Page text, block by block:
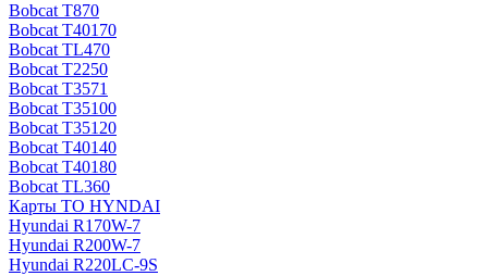
Bobcat T870
Bobcat T40170
Bobcat TL470
Bobcat Т2250
Bobcat Т3571
Bobcat Т35100
Bobcat Т35120
Bobcat Т40140
Bobcat Т40180
Bobcat ТL360
Карты ТО HYNDAI
Hyundai R170W-7
Hyundai R200W-7
Hyundai R220LC-9S